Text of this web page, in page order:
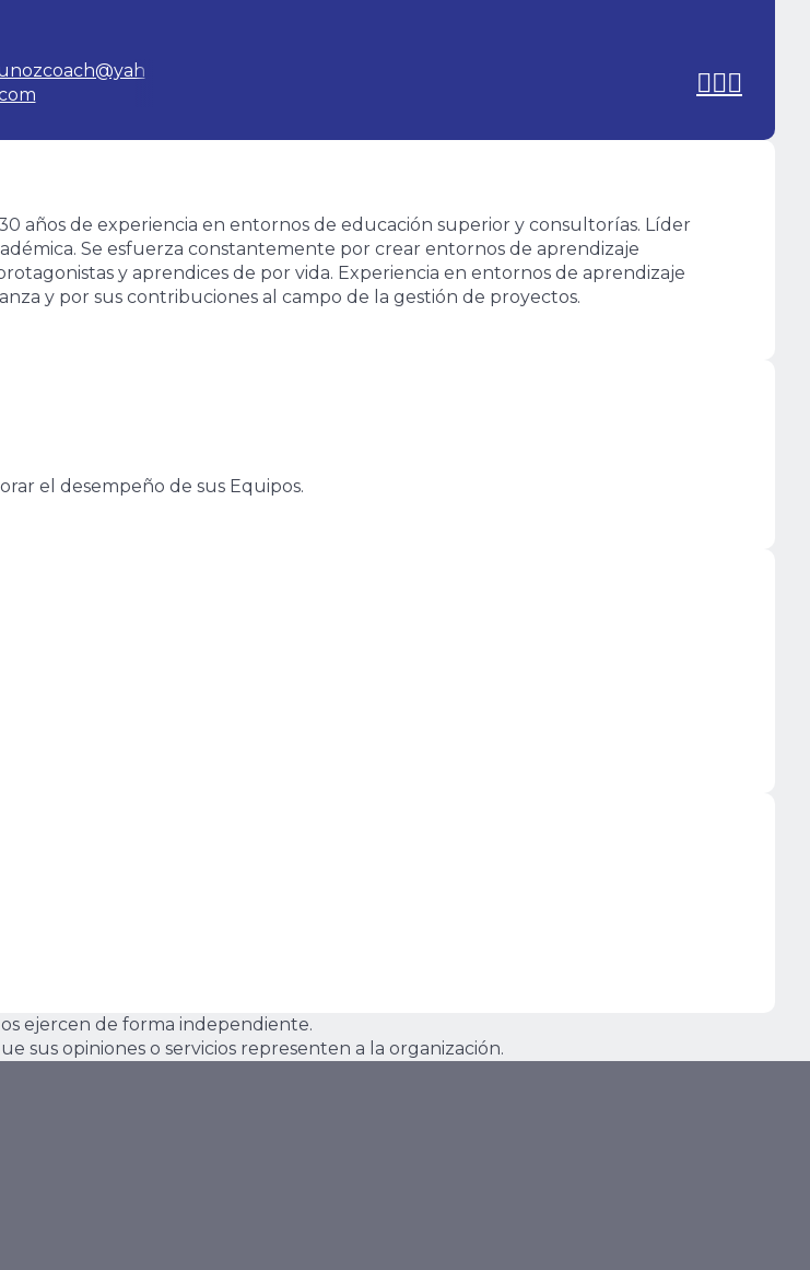
años de experiencia en entornos de educación superior y consultorías. Líder
Se esfuerza constantemente por crear entornos de aprendizaje
y aprendices de por vida. Experiencia en entornos de aprendizaje
y por sus contribuciones al campo de la gestión de proyectos.
el desempeño de sus Equipos.
ejercen de forma independiente.
sus opiniones o servicios representen a la organización.